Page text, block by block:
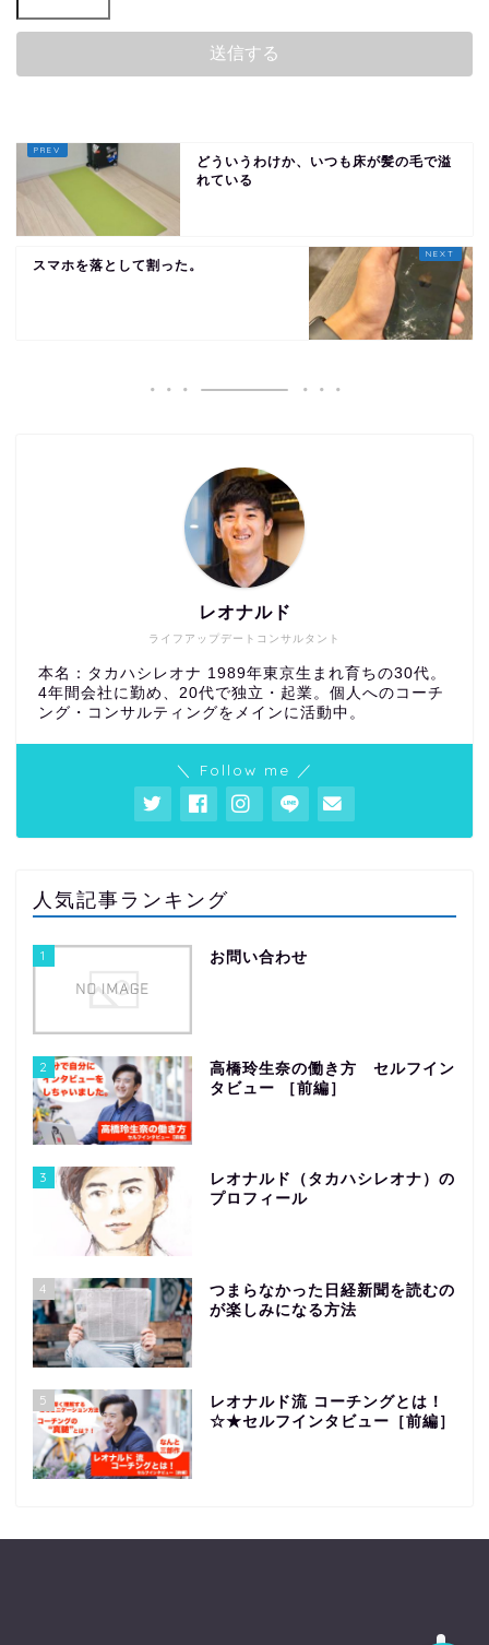
どういうわけか、いつも床が髪の毛で溢
れている
スマホを落として割った。
ライフアップデートコンサルタント
レオナルド
本名：タカハシレオナ 1989年東京生まれ育ちの30代。
4年間会社に勤め、20代で独立・起業。個人へのコーチ
ング・コンサルティングをメインに活動中。
＼ Follow me ／
人気記事ランキング
1 お問い合わせ
2
高橋玲生奈の働き方 セルフイン
タビュー ［前編］
3
レオナルド（タカハシレオナ）の
プロフィール
4
つまらなかった日経新聞を読むの
が楽しみになる方法
5
レオナルド流 コーチングとは！
☆★セルフインタビュー［前編］
プロフィール
ライフアップデートコン